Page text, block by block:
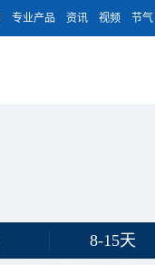
专业产品 资讯 视频 节气
8-15天